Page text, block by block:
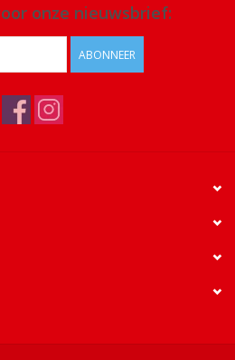
onze nieuwsbrief:
ABONNEER